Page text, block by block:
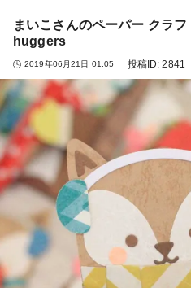
まいこさんのペーパー クラ
huggers
2019年06月21日 01:05 投稿ID:2841